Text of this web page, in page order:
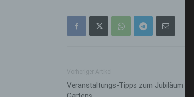
Veranstaltungs-Tipps zum Jubiläum